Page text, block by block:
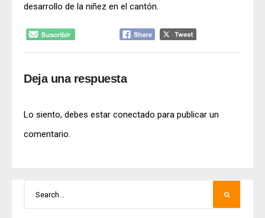
desarrollo de la niñez en el cantón.
Deja una respuesta
Lo siento, debes estar conectado para publicar un
comentario.